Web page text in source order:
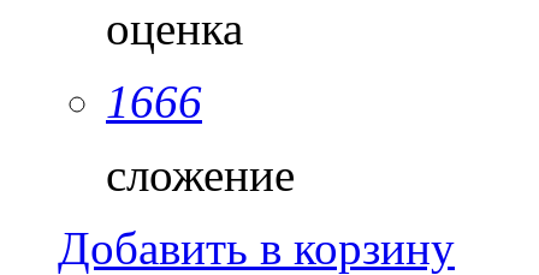
оценка
1666
сложение
Добавить в корзину